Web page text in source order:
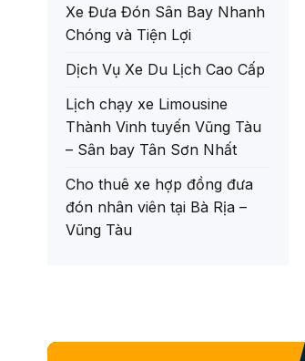
Xe Đưa Đón Sân Bay Nhanh
Chóng và Tiện Lợi
Dịch Vụ Xe Du Lịch Cao Cấp
Lịch chạy xe Limousine
Thành Vinh tuyến Vũng Tàu
– Sân bay Tân Sơn Nhất
Cho thuê xe hợp đồng đưa
đón nhân viên tại Bà Rịa –
Vũng Tàu